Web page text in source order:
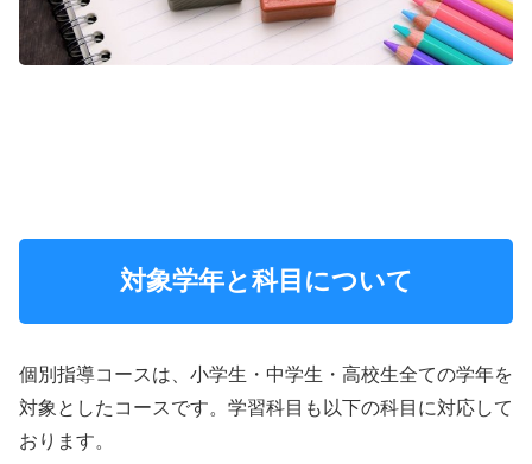
対象学年と科目について
個別指導コースは、小学生・中学生・高校生全ての学年を
対象としたコースです。学習科目も以下の科目に対応して
おります。